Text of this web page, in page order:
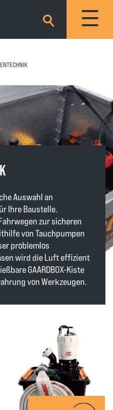
×
Auswahl an
Ihre Baustelle.
zur sicheren
von Tauchpumpen
problemlos
wird die Luft effizient
GAARDBOX-Kiste
von Werkzeugen.